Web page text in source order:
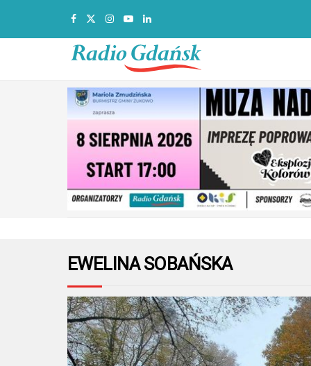
EWELINA SOBAŃSKA